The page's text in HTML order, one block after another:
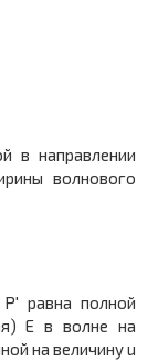
в направлении
волнового
равна полной
E в волне на
на величину u